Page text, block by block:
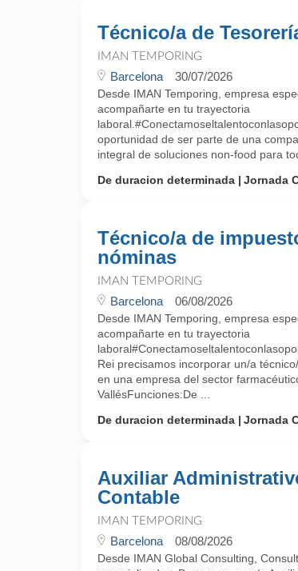
Técnico/a de
IMAN TEMPORING
Barcelona 30/07/2026
Desde IMAN Temporing, empresa
acompañarte en tu trayectoria
oportunidad de ser parte de una
integral de soluciones non-food para
De duracion determinada
Jornada
Técnico/a de
nóminas
IMAN TEMPORING
Barcelona 06/08/2026
Desde IMAN Temporing, empresa
acompañarte en tu trayectoria
Rei precisamos incorporar un/a
en una empresa del sector
VallésFunciones:De ...
De duracion determinada
Jornada
Auxiliar
Contable
IMAN TEMPORING
Barcelona 08/08/2026
Desde IMAN Global Consulting,